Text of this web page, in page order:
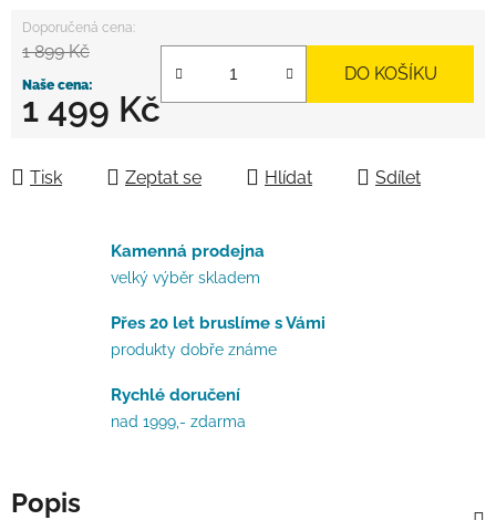
1 899 Kč
1 499 Kč
DO KOŠÍKU
Tisk Zeptat se Hlídat Sdílet
Kamenná prodejna
velký výběr skladem
Přes 20 let bruslíme s Vámi
produkty dobře známe
Rychlé doručení
nad 1999,- zdarma
Popis